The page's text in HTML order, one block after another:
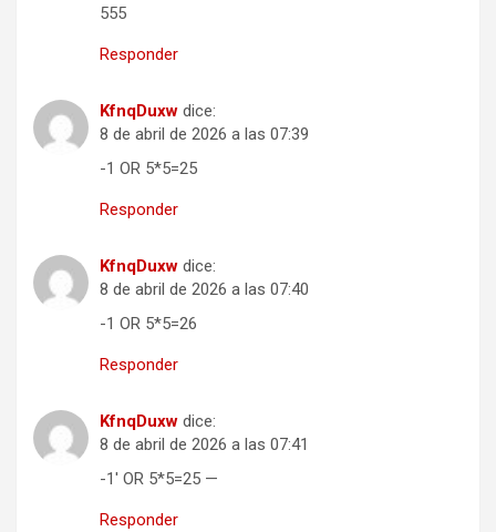
555
Responder
KfnqDuxw dice:
8 de abril de 2026 a las 07:39
-1 OR 5*5=25
Responder
KfnqDuxw dice:
8 de abril de 2026 a las 07:40
-1 OR 5*5=26
Responder
KfnqDuxw dice:
8 de abril de 2026 a las 07:41
-1′ OR 5*5=25 —
Responder